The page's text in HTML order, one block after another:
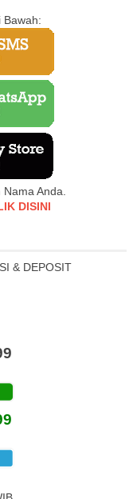
Bawah:
Anda.
DISINI
& DEPOSIT